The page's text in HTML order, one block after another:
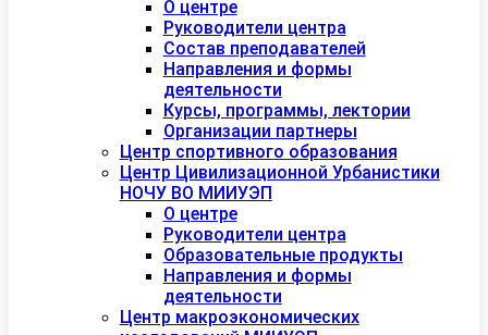
О центре
Руководители центра
Состав преподавателей
Направления и формы
деятельности
Курсы, программы, лектории
Организации партнеры
Центр спортивного образования
Центр Цивилизационной Урбанистики
НОЧУ ВО МИИУЭП
О центре
Руководители центра
Образовательные продукты
Направления и формы
деятельности
Центр макроэкономических